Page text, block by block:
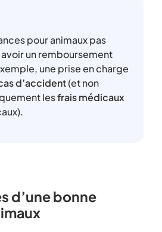
pour animaux pas
un remboursement
une prise en charge
d’accident(et non
lesfrais médicaux
d’une bonne